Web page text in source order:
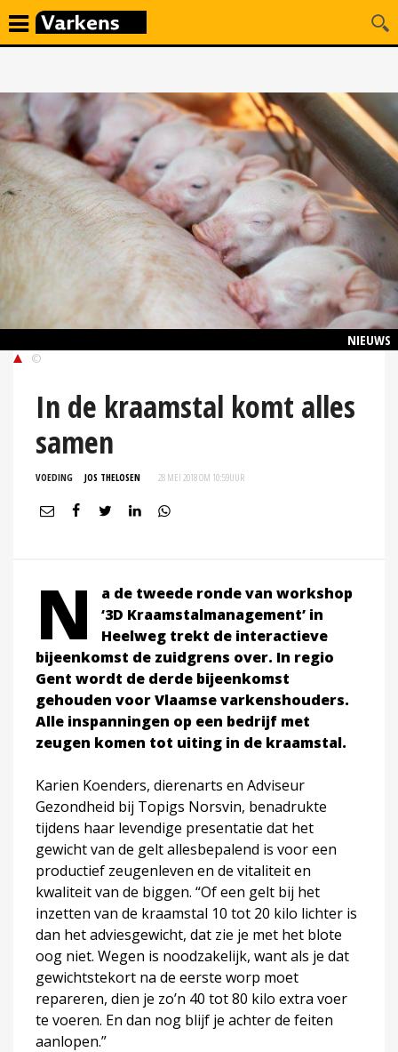
NIEUWS
©
In de kraamstal komt alles
samen
VOEDING JOS THELOSEN 28 MEI 2018 OM 10:59UUR
N
a de tweede ronde van workshop
‘3D Kraamstalmanagement’ in
Heelweg trekt de interactieve
bijeenkomst de zuidgrens over. In regio
Gent wordt de derde bijeenkomst
gehouden voor Vlaamse varkenshouders.
Alle inspanningen op een bedrijf met
zeugen komen tot uiting in de kraamstal.
Karien Koenders, dierenarts en Adviseur
Gezondheid bij Topigs Norsvin, benadrukte
tijdens haar levendige presentatie dat het
gewicht van de gelt allesbepalend is voor een
productief zeugenleven en de vitaliteit en
kwaliteit van de biggen. “Of een gelt bij het
inzetten van de kraamstal 10 tot 20 kilo lichter is
dan het adviesgewicht, dat zie je met het blote
oog niet. Wegen is noodzakelijk, want als je dat
gewichtstekort na de eerste worp moet
repareren, dien je zo’n 40 tot 80 kilo extra voer
te voeren. En dan nog blijf je achter de feiten
aanlopen.”